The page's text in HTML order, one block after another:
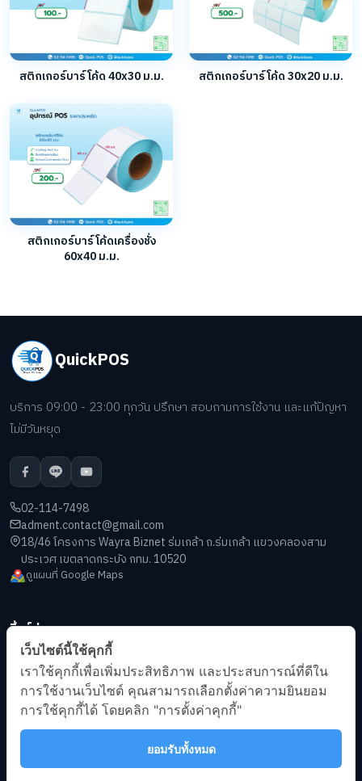
สติกเกอร์บาร์โค้ด 40x30 ม.ม. สติกเกอร์บาร์โค้ด 30x20 ม.ม.
สติกเกอร์บาร์โค้ดเครื่องชั่ง
60x40 ม.ม.
QuickPOS
บริการ 09:00 - 23:00 ทุกวัน ปรึกษา สอบถามการใช้งาน และแก้ปัญหา
ไม่มีวันหยุด
02-114-7498
adment.contact@gmail.com
18/46 โครงการ Wayra Biznet ร่มเกล้า ถ.ร่มเกล้า แขวงคลองสาม
ประเวศ เขตลาดกระบัง กทม. 10520
ดูแผนที่ Google Maps
ลิ้งค์ด่วน
เกี่ยวกับเรา
บทความ
ข้อกำหนดการให้บริการ
นโยบายความเป็นส่วนตัว
เว็บไซต์นี้ใช้คุกกี้
เราใช้คุกกี้เพื่อเพิ่มประสิทธิภาพ และประสบการณ์ที่ดีใน
การใช้งานเว็บไซต์ คุณสามารถเลือกตั้งค่าความยินยอม
การใช้คุกกี้ได้ โดยคลิก "การตั้งค่าคุกกี้"
ยอมรับทั้งหมด